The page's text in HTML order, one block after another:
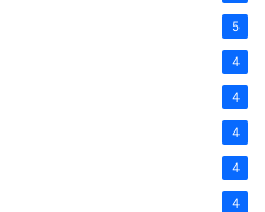
5
4
4
4
4
4